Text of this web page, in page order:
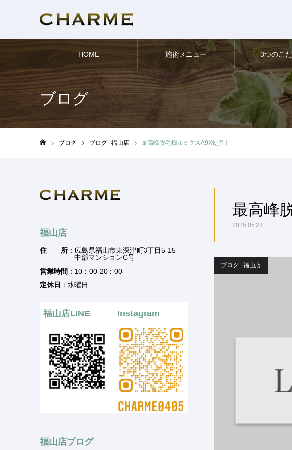
HOME 施術メニュー 3つのこ
ブログ
ブログ ブログ | 福山店 最高峰脱毛機ルミクスA9X使用！
最高峰
2025.05.23
ブログ | 福山店
福山店
住 所 ：広島県福山市東深津町3丁目5-15
中部マンションC号
営業時間 ：10：00-20：00
定休日 ：水曜日
福山店LINE Instagram
福山店ブログ